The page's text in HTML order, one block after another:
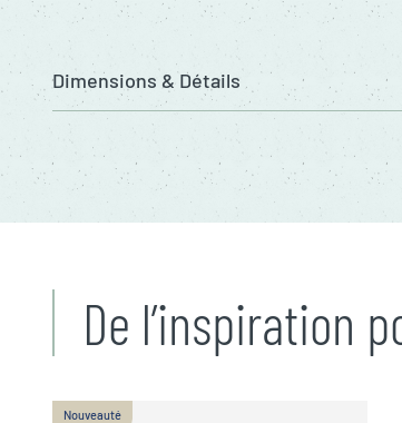
Dimensions & Détails
De l’inspiration
Nouveauté